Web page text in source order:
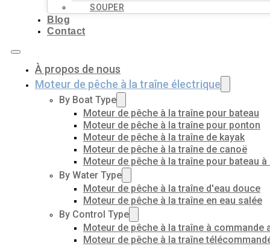
SOUPER
Blog
Contact
À propos de nous
Moteur de pêche à la traîne électrique
By Boat Type
Moteur de pêche à la traîne pour bateau
Moteur de pêche à la traîne pour ponton
Moteur de pêche à la traîne de kayak
Moteur de pêche à la traîne de canoë
Moteur de pêche à la traîne pour bateau à
By Water Type
Moteur de pêche à la traîne d'eau douce
Moteur de pêche à la traîne en eau salée
By Control Type
Moteur de pêche à la traîne à commande
Moteur de pêche à la traîne